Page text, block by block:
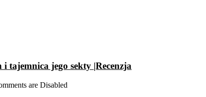
tajemnica jego sekty |Recenzja
are Disabled